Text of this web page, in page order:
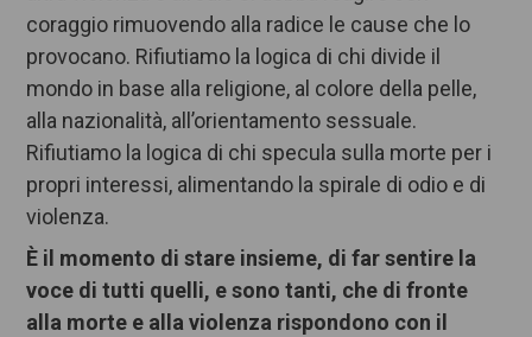
coraggio rimuovendo alla radice le cause che lo
provocano. Rifiutiamo la logica di chi divide il
mondo in base alla religione, al colore della pelle,
alla nazionalità, all’orientamento sessuale.
Rifiutiamo la logica di chi specula sulla morte per i
propri interessi, alimentando la spirale di odio e di
violenza.
È il momento di stare insieme, di far sentire la
voce di tutti quelli, e sono tanti, che di fronte
alla morte e alla violenza rispondono con il